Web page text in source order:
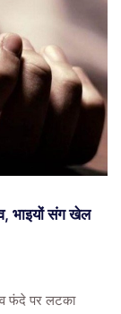
भाइयों संग खेल
फंदे पर लटका